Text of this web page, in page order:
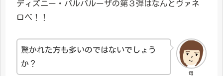
ディズニー・パルパルーザの第３弾はなんとヴァネ
ロペ！！
母
驚かれた方も多いのではないでしょう
か？